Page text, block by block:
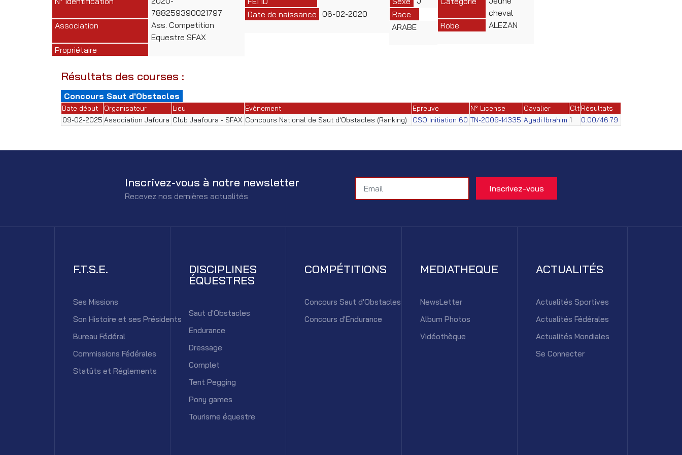
788259390021797
Association
Ass. Competition
Equestre SFAX
Propriétaire
Date de naissance 06-02-2020
Race
ARABE
cheval
Robe
ALEZAN
Résultats des courses :
Concours Saut d'Obstacles
Date début Organisateur Lieu Evènement Epreuve N° License Cavalier Clt Résultats
09-02-2025 Association Jafoura Club Jaafoura - SFAX Concours National de Saut d'Obstacles (Ranking) CSO Initiation 60 TN-2009-14335 Ayadi Ibrahim 1 0.00/46.79
Inscrivez-vous à notre newsletter
Recevez nos dernières actualités
F.T.S.E.
Ses Missions
Son Histoire et ses Présidents
Bureau Fédéral
Commissions Fédérales
Statûts et Réglements
DISCIPLINES
ÉQUESTRES
Saut d'Obstacles
Endurance
Dressage
Complet
Tent Pegging
Pony games
Tourisme équestre
COMPÉTITIONS
Concours Saut d'Obstacles
Concours d'Endurance
MEDIATHEQUE
NewsLetter
Album Photos
Vidéothèque
ACTUALITÉS
Actualités Sportives
Actualités Fédérales
Actualités Mondiales
Se Connecter